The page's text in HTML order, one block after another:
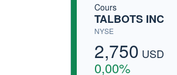
Cours
TALBOTS INC
NYSE
2,750 USD
0,00%